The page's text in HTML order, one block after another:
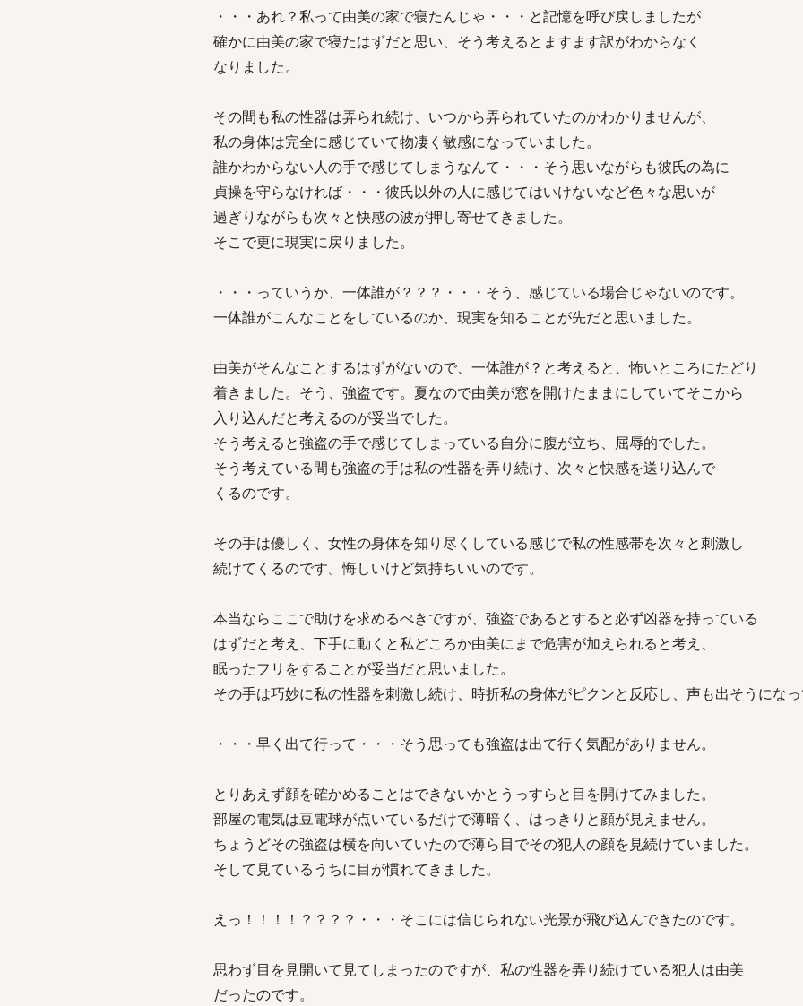
・・・あれ？私って由美の家で寝たんじゃ・・・と記憶を呼び戻しましたが
確かに由美の家で寝たはずだと思い、そう考えるとますます訳がわからなく
なりました。
その間も私の性器は弄られ続け、いつから弄られていたのかわかりませんが、
私の身体は完全に感じていて物凄く敏感になっていました。
誰かわからない人の手で感じてしまうなんて・・・そう思いながらも彼氏の為に
貞操を守らなければ・・・彼氏以外の人に感じてはいけないなど色々な思いが
過ぎりながらも次々と快感の波が押し寄せてきました。
そこで更に現実に戻りました。
・・・っていうか、一体誰が？？？・・・そう、感じている場合じゃないのです。
一体誰がこんなことをしているのか、現実を知ることが先だと思いました。
由美がそんなことするはずがないので、一体誰が？と考えると、怖いところにたどり
着きました。そう、強盗です。夏なので由美が窓を開けたままにしていてそこから
入り込んだと考えるのが妥当でした。
そう考えると強盗の手で感じてしまっている自分に腹が立ち、屈辱的でした。
そう考えている間も強盗の手は私の性器を弄り続け、次々と快感を送り込んで
くるのです。
その手は優しく、女性の身体を知り尽くしている感じで私の性感帯を次々と刺激し
続けてくるのです。悔しいけど気持ちいいのです。
本当ならここで助けを求めるべきですが、強盗であるとすると必ず凶器を持っている
はずだと考え、下手に動くと私どころか由美にまで危害が加えられると考え、
眠ったフリをすることが妥当だと思いました。
その手は巧妙に私の性器を刺激し続け、時折私の身体がピクンと反応し、声も出そうになっ
・・・早く出て行って・・・そう思っても強盗は出て行く気配がありません。
とりあえず顔を確かめることはできないかとうっすらと目を開けてみました。
部屋の電気は豆電球が点いているだけで薄暗く、はっきりと顔が見えません。
ちょうどその強盗は横を向いていたので薄ら目でその犯人の顔を見続けていました。
そして見ているうちに目が慣れてきました。
えっ！！！！？？？？・・・そこには信じられない光景が飛び込んできたのです。
思わず目を見開いて見てしまったのですが、私の性器を弄り続けている犯人は由美
だったのです。